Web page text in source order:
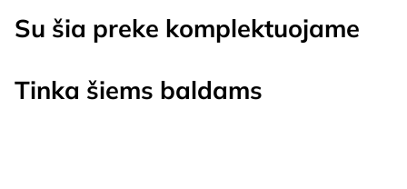
Su šia preke komplektuojame
Tinka šiems baldams